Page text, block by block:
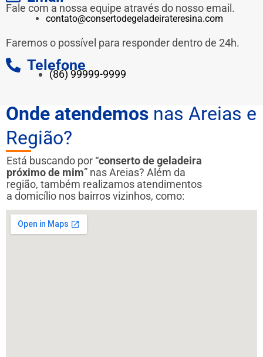
Fale com a nossa equipe através do nosso email.
contato@consertodegeladeirateresina.com
Faremos o possível para responder dentro de 24h.
Telefone
(86) 99999-9999
Onde atendemos nas Areias e
Região?
Está buscando por “conserto de geladeira
próximo de mim” nas Areias? Além da
região, também realizamos atendimentos
a domicílio nos bairros vizinhos, como: